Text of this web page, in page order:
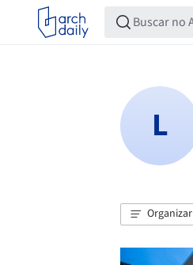
Organizar